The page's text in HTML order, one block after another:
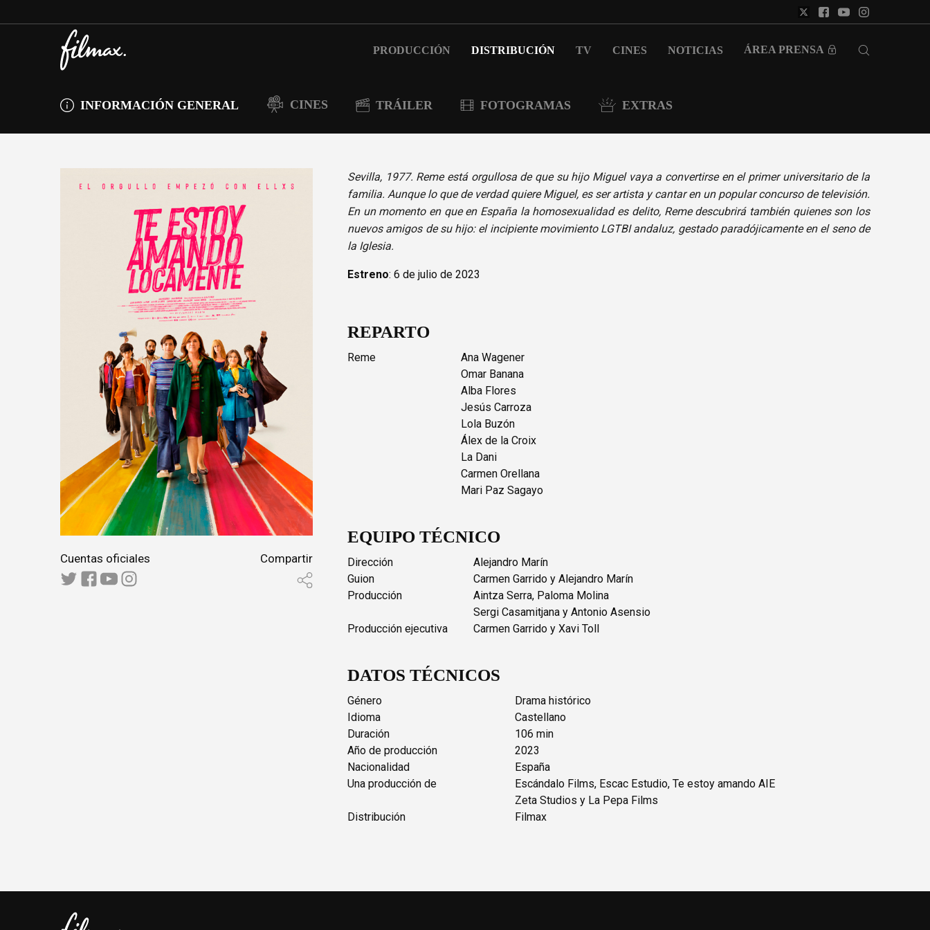
PRODUCCIÓN DISTRIBUCIÓN TV CINES NOTICIAS ÁREA PRENSA
INFORMACIÓN GENERAL CINES TRÁILER FOTOGRAMAS EXTRAS
Cuentas oficiales Compartir
Sevilla, 1977. Reme está orgullosa de que su hijo Miguel vaya a convertirse en el primer universitario de la
familia. Aunque lo que de verdad quiere Miguel, es ser artista y cantar en un popular concurso de televisión.
En un momento en que en España la homosexualidad es delito, Reme descubrirá también quienes son los
nuevos amigos de su hijo: el incipiente movimiento LGTBI andaluz, gestado paradójicamente en el seno de
la Iglesia.
Estreno: 6 de julio de 2023
REPARTO
Reme
Ana Wagener
Omar Banana
Alba Flores
Jesús Carroza
Lola Buzón
Álex de la Croix
La Dani
Carmen Orellana
Mari Paz Sagayo
EQUIPO TÉCNICO
Dirección
Alejandro Marín
Guion
Carmen Garrido y Alejandro Marín
Producción
Aintza Serra, Paloma Molina
Sergi Casamitjana y Antonio Asensio
Producción ejecutiva
Carmen Garrido y Xavi Toll
DATOS TÉCNICOS
Género
Drama histórico
Idioma
Castellano
Duración
106 min
Año de producción
2023
Nacionalidad
España
Una producción de
Escándalo Films, Escac Estudio, Te estoy amando AIE
Zeta Studios y La Pepa Films
Distribución
Filmax